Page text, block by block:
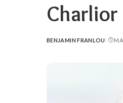
Charlior
POSTED
BENJAMIN FRANLOU